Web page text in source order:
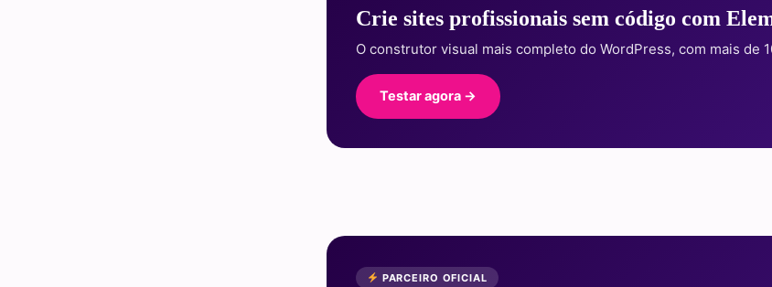
Crie sites profissionais sem código com
O construtor visual mais completo do WordPress, com mais de
Testar agora →
PARCEIRO OFICIAL